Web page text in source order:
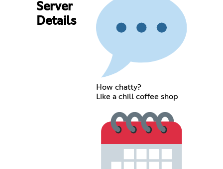
Server
Details
How chatty?
Like a chill coffee shop